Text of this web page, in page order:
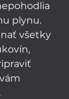
plynu.
všetky